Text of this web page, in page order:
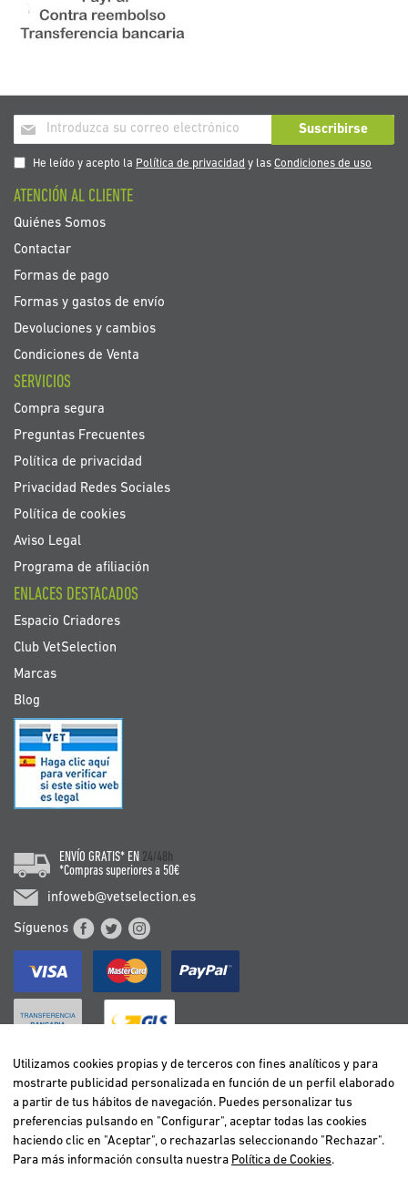
Inscríbase
a
nuestro
de
noticias:
Suscribirse
He leído y acepto la Política de privacidad y lasCondiciones de uso
ATENCIÓN AL CLIENTE
Quiénes Somos
Contactar
Formas de pago
Formas y gastos de envío
Devoluciones y cambios
Condiciones de Venta
SERVICIOS
Compra segura
Preguntas Frecuentes
Política de privacidad
Privacidad Redes Sociales
Política de cookies
Aviso Legal
Programa de afiliación
ENLACES DESTACADOS
Espacio Criadores
Club VetSelection
Marcas
Blog
ENVÍO GRATIS* EN 24/48h
*Compras superiores a 50€
infoweb@vetselection.es
Síguenos
BELGIË / BELGIQUE
DEUTSCHLAND
ESPAÑA
FRANCE
Utilizamos cookies propias y de terceros con fines analíticos y para
mostrarte publicidad personalizada en función de un perfil elaborado
a partir de tus hábitos de navegación. Puedes personalizar tus
preferencias pulsando en "Configurar", aceptar todas las cookies
haciendo clic en "Aceptar", o rechazarlas seleccionando "Rechazar".
Para más información consulta nuestra Política de Cookies.